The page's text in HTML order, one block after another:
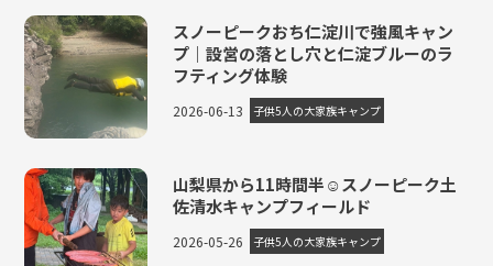
スノーピークおち仁淀川で強風キャン
プ｜設営の落とし穴と仁淀ブルーのラ
フティング体験
2026-06-13 子供5人の大家族キャンプ
山梨県から11時間半☺スノーピーク土
佐清水キャンプフィールド
2026-05-26 子供5人の大家族キャンプ